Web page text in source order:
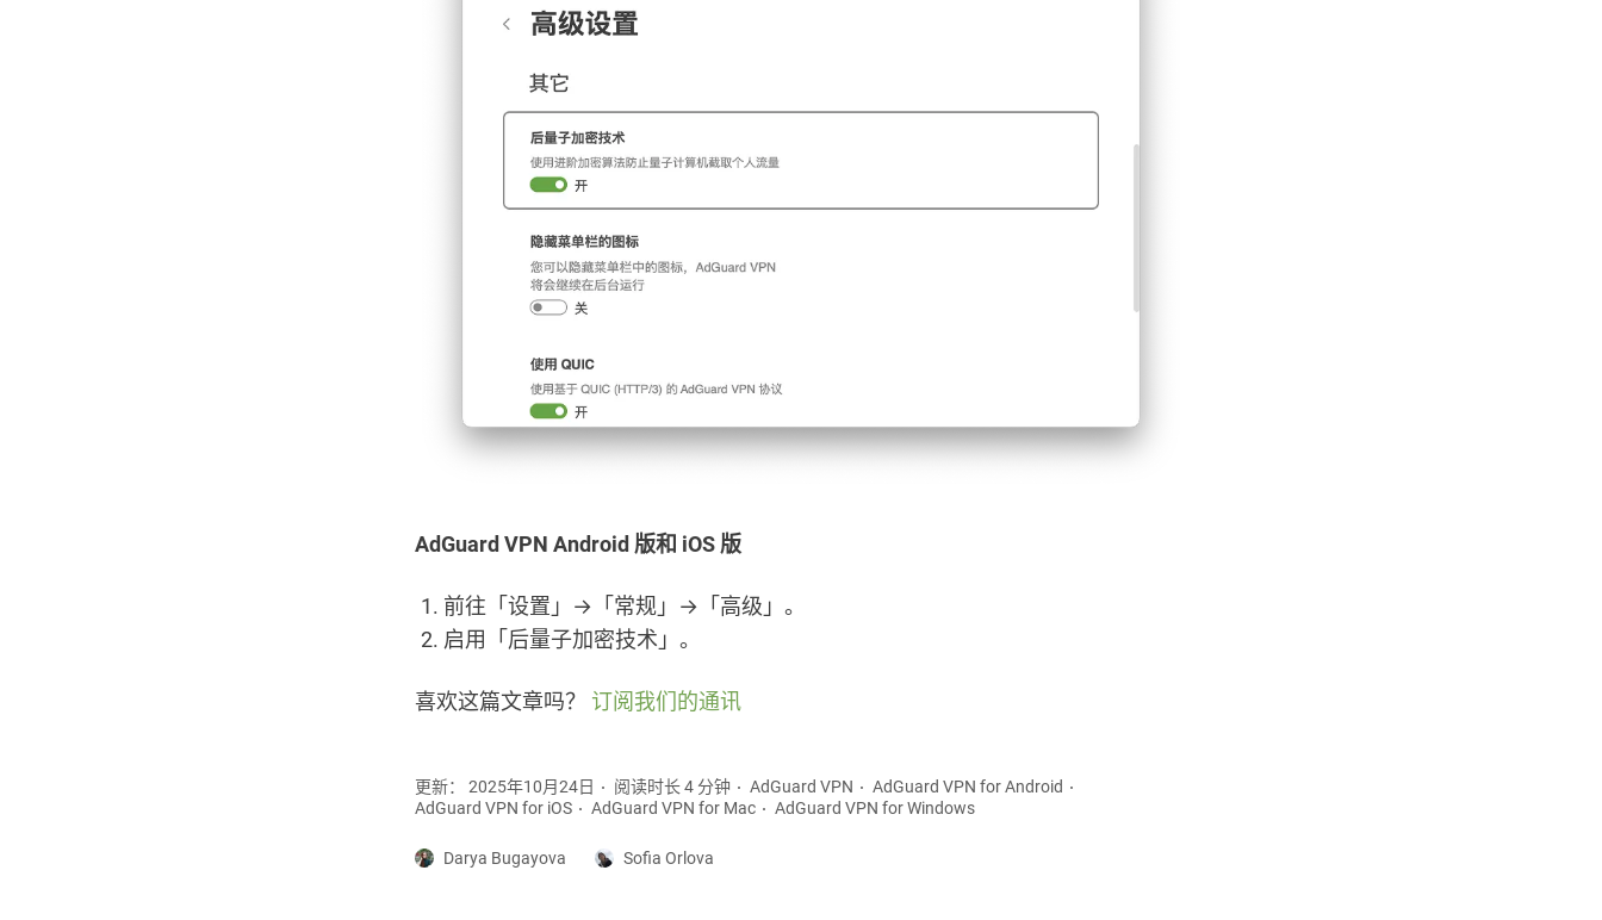
AdGuard VPN Android 版和 iOS 版
前往「设置」→「常规」→「高级」。
启用「后量子加密技术」。
喜欢这篇文章吗？ 订阅我们的通讯
更新： 2025年10月24日 阅读时长 4 分钟 AdGuard VPN
AdGuard VPN for Android
AdGuard VPN for iOS
AdGuard VPN for Mac AdGuard VPN for Windows
Darya Bugayova Sofia Orlova